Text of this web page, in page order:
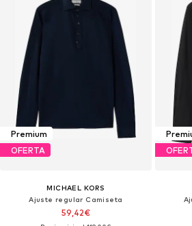
Premium
OFERTA
MICHAEL KORS
Ajuste regular Camiseta
59,42€